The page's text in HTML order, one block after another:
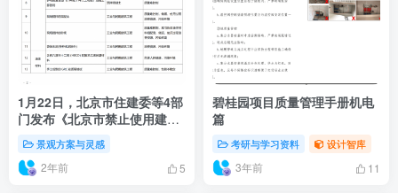
1月22日，北京市住建委等4部
门发布《北京市禁止使用建筑
材料目录(2023年版)》
景观方案与灵感
2年前 5
碧桂园项目质量管理手册机电
篇
考研与学习资料 设计智库
3年前 11